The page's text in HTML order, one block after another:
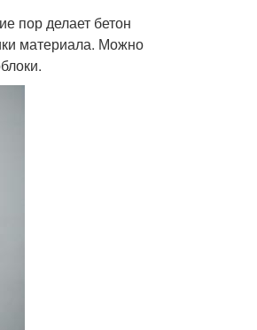
пор делает бетон
материала. Можно